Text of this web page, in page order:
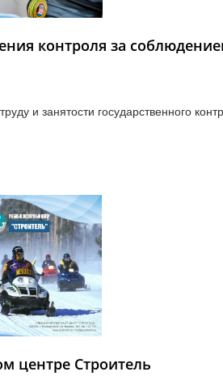
контроля за
и занятости государственного
центре Строитель